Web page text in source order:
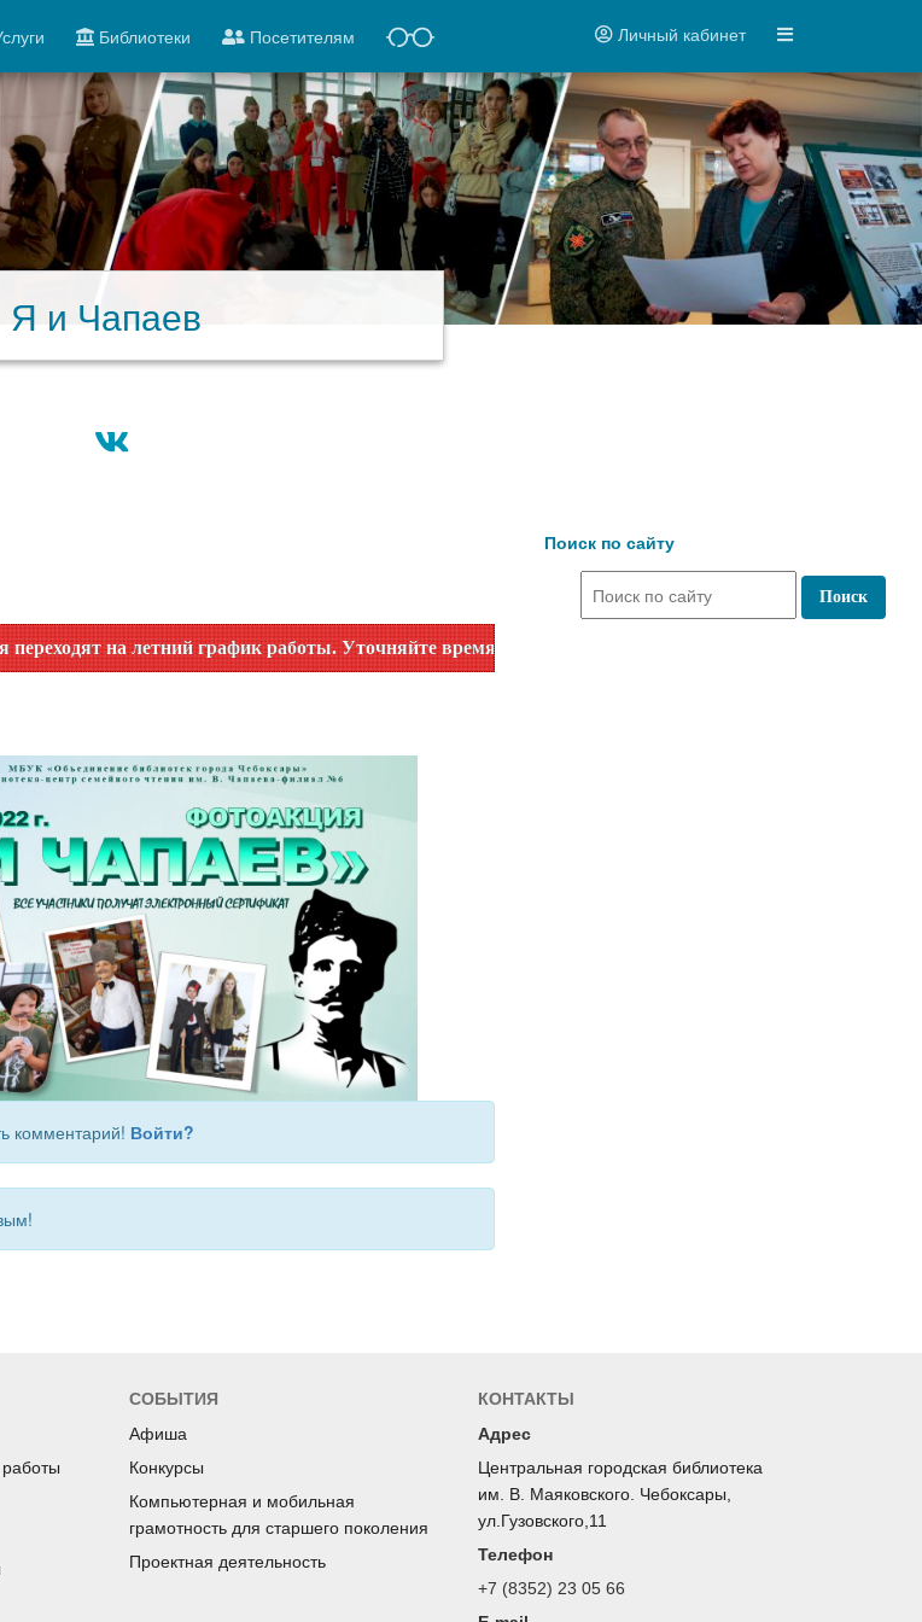
Библиотеки Посетителям Личный кабинет
Я и Чапаев
на летний график работы. Уточняйте время работы по номеру телефона или на сайте в разделе
комментарий! Войти?
Поиск по сайту
СОБЫТИЯ
Афиша
Конкурсы
Компьютерная и мобильная
грамотность для старшего поколения
Проектная деятельность
КОНТАКТЫ
Адрес
Центральная городская библиотека
им. В. Маяковского. Чебоксары,
ул.Гузовского,11
Телефон
+7 (8352) 23 05 66